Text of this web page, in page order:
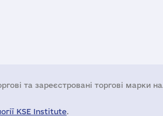
та зареєстровані торгові марки
KSE Institute.